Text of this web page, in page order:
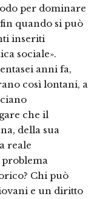
per dominare
quando si può
inseriti
sociale».
anni fa,
così lontani, a
che il
della sua
reale
problema
Chi può
e un diritto